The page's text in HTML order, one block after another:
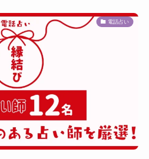
電話占い